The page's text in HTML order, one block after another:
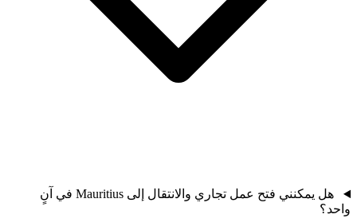
هل يمكنني فتح عمل تجاري والانتقال إلى Mauritius في آنٍ
واحد؟